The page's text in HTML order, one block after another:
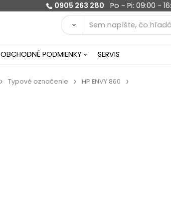
0905 263 280 Po - Pi: 09:00 -
OBCHODNÉ PODMIENKY SERVIS
Typové označenie HP ENVY 860